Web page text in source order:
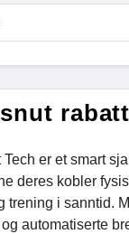
Tech er et smart
deres kobler
trening i sanntid.
automatiserte